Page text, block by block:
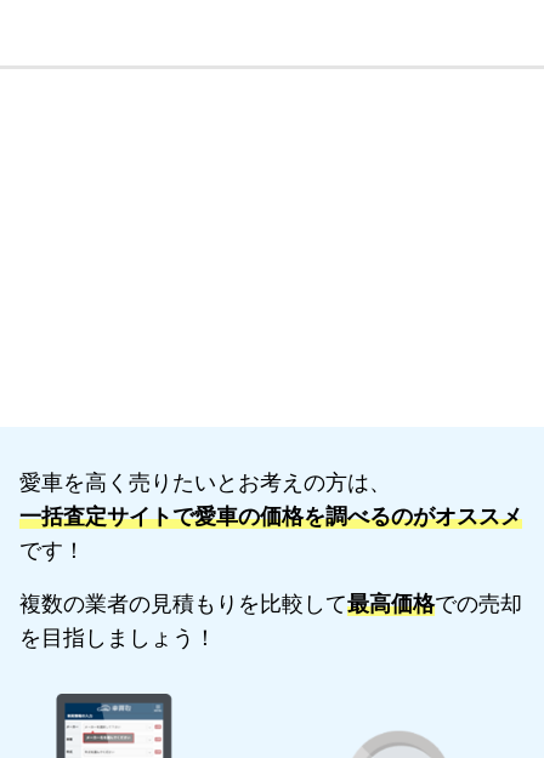
愛車を高く売りたいとお考えの方は、
一括査定サイトで愛車の価格を調べるのがオススメ
です！
複数の業者の見積もりを比較して最高価格での売却
を目指しましょう！